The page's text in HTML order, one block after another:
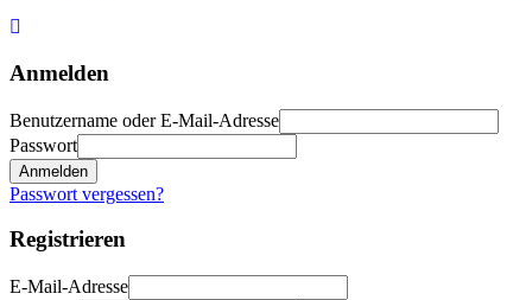
Anmelden
Benutzername oder E-Mail-Adresse
Passwort
Anmelden
Passwort vergessen?
Registrieren
E-Mail-Adresse